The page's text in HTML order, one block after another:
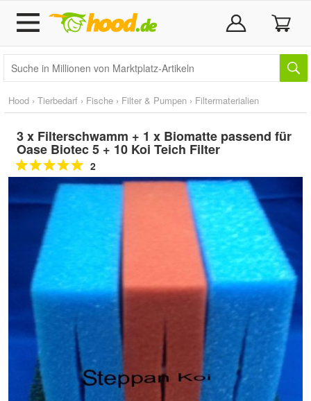
Hood › Tierbedarf › Fische › Filter & Pumpen › Filtermaterialien
3 x Filterschwamm + 1 x Biomatte passend für
Oase Biotec 5 + 10 Koi Teich Filter
2